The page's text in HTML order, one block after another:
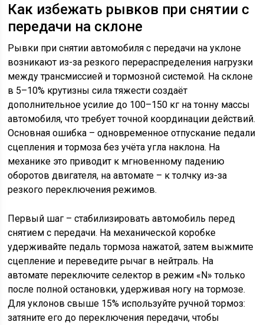
Как избежать рывков при снятии с
передачи на склоне
Рывки при снятии автомобиля с передачи на уклоне
возникают из-за резкого перераспределения нагрузки
между трансмиссией и тормозной системой. На склоне
в 5–10% крутизны сила тяжести создаёт
дополнительное усилие до 100–150 кг на тонну массы
автомобиля, что требует точной координации действий.
Основная ошибка – одновременное отпускание педали
сцепления и тормоза без учёта угла наклона. На
механике это приводит к мгновенному падению
оборотов двигателя, на автомате – к толчку из-за
резкого переключения режимов.
Первый шаг – стабилизировать автомобиль перед
снятием с передачи. На механической коробке
удерживайте педаль тормоза нажатой, затем выжмите
сцепление и переведите рычаг в нейтраль. На
автомате переключите селектор в режим «N» только
после полной остановки, удерживая ногу на тормозе.
Для уклонов свыше 15% используйте ручной тормоз:
затяните его до переключения передачи, чтобы